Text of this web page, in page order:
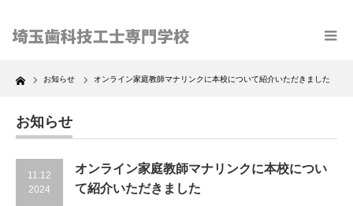
Home お知らせ オンライン家庭教師マナリンクに本校について紹介いただきました
お知らせ
11.12
2024
オンライン家庭教師マナリンクに本校につい
て紹介いただきました